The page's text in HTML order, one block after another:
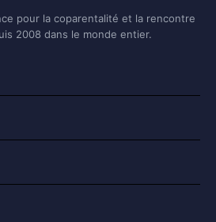
pour la coparentalité et la rencontre
2008 dans le monde entier.